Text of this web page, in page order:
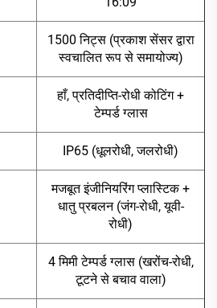
1500 निट्स (प्रकाश सेंसर द्वारा
स्वचालित रूप से समायोज्य)
हाँ, प्रतिदीप्ति-रोधी कोटिंग +
टेम्पर्ड ग्लास
IP65 (धूलरोधी, जलरोधी)
मजबूत इंजीनियरिंग प्लास्टिक +
धातु प्रबलन (जंग-रोधी, यूवी-
रोधी)
4 मिमी टेम्पर्ड ग्लास (खरोंच-रोधी,
टूटने से बचाव वाला)